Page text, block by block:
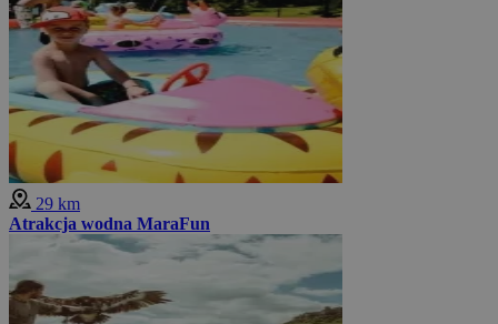
29 km
Atrakcja wodna MaraFun